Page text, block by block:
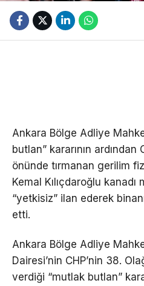
Ankara Bölge Adliye
butlan” kararının
önünde tırmanan gerilim
Kemal Kılıçdaroğlu
“yetkisiz” ilan ederek
etti.
Ankara Bölge Adliye
Dairesi’nin CHP’nin 38.
verdiği “mutlak butlan”